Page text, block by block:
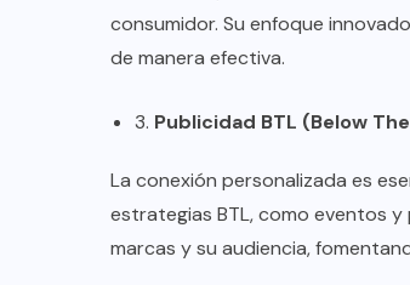
consumidor. Su enfoque
de manera efectiva.
3. Publicidad BTL (Below
La conexión personalizada es
estrategias BTL, como eventos
marcas y su audiencia,